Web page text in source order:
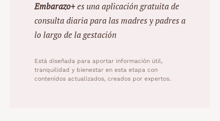
Embarazo+es una aplicación gratuita de
consulta diaria para las madres y padres a
lo largo de la gestación
Está diseñada para aportar información útil,
tranquilidad y bienestar en esta etapa con
contenidos actualizados, creados por expertos.